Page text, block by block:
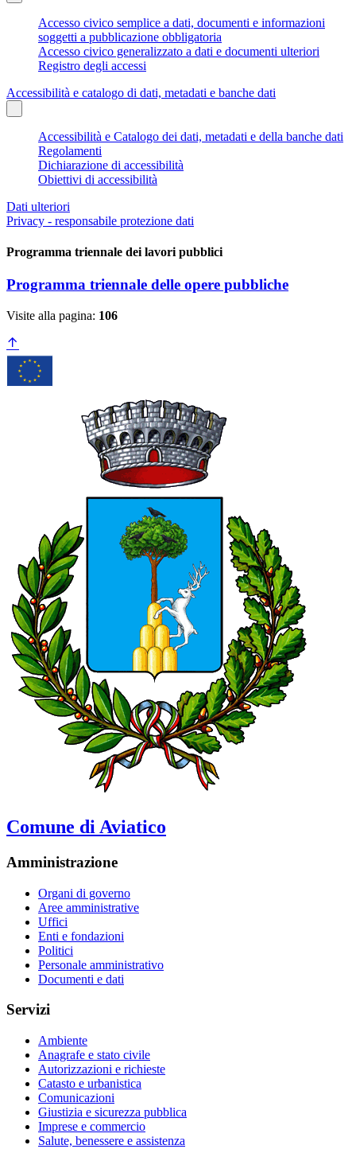
Accesso civico semplice a dati, documenti e informazioni
soggetti a pubblicazione obbligatoria
Accesso civico generalizzato a dati e documenti ulteriori
Registro degli accessi
Accessibilità e catalogo di dati, metadati e banche dati
Accessibilità e Catalogo dei dati, metadati e della banche dati
Regolamenti
Dichiarazione di accessibilità
Obiettivi di accessibilità
Dati ulteriori
Privacy - responsabile protezione dati
Programma triennale dei lavori pubblici
Programma triennale delle opere pubbliche
Visite alla pagina: 106
Comune di Aviatico
Amministrazione
Organi di governo
Aree amministrative
Uffici
Enti e fondazioni
Politici
Personale amministrativo
Documenti e dati
Servizi
Ambiente
Anagrafe e stato civile
Autorizzazioni e richieste
Catasto e urbanistica
Comunicazioni
Giustizia e sicurezza pubblica
Imprese e commercio
Salute, benessere e assistenza